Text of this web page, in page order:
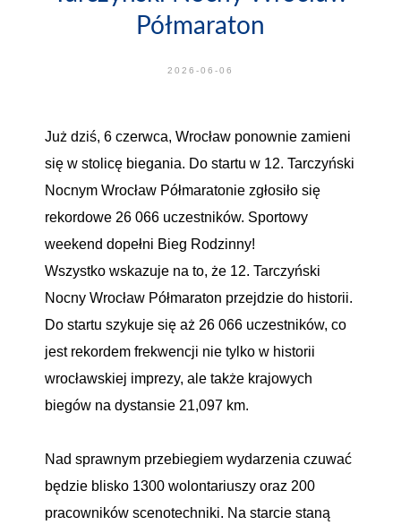
Półmaraton
2026-06-06
Już dziś, 6 czerwca, Wrocław ponownie zamieni
się w stolicę biegania. Do startu w 12. Tarczyński
Nocnym Wrocław Półmaratonie zgłosiło się
rekordowe 26 066 uczestników. Sportowy
weekend dopełni Bieg Rodzinny!
Wszystko wskazuje na to, że 12. Tarczyński
Nocny Wrocław Półmaraton przejdzie do historii.
Do startu szykuje się aż 26 066 uczestników, co
jest rekordem frekwencji nie tylko w historii
wrocławskiej imprezy, ale także krajowych
biegów na dystansie 21,097 km.
Nad sprawnym przebiegiem wydarzenia czuwać
będzie blisko 1300 wolontariuszy oraz 200
pracowników scenotechniki. Na starcie staną